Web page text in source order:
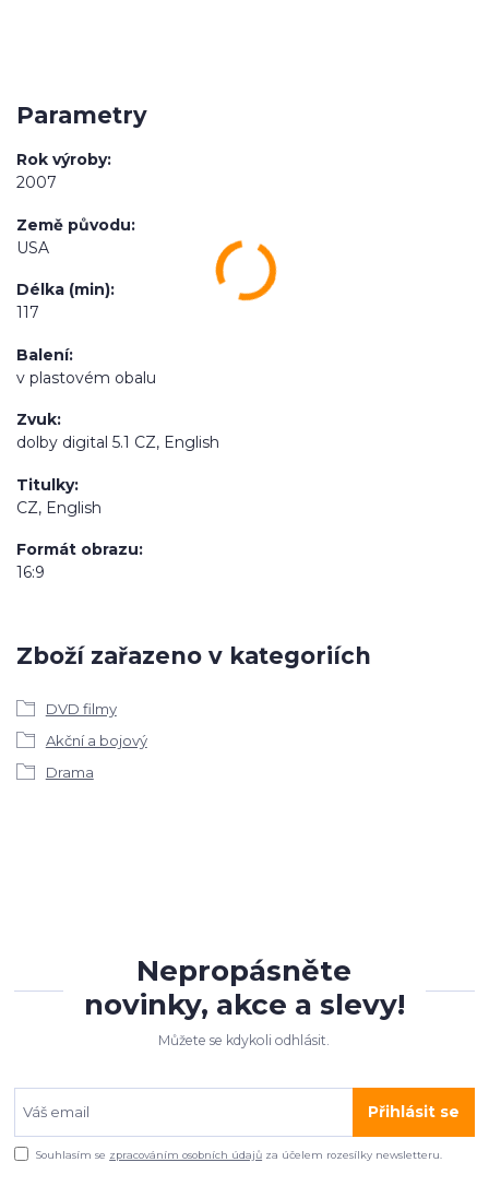
Parametry
Rok výroby
2007
Země původu
USA
Délka (min)
117
Balení
v plastovém obalu
Zvuk
dolby digital 5.1 CZ, English
Titulky
CZ, English
Formát obrazu
16:9
Zboží zařazeno v kategoriích
DVD filmy
Akční a bojový
Drama
Nepropásněte
novinky, akce a slevy!
Můžete se kdykoli odhlásit.
Přihlásit se
Souhlasím se zpracováním osobních údajů za účelem rozesílky newsletteru.